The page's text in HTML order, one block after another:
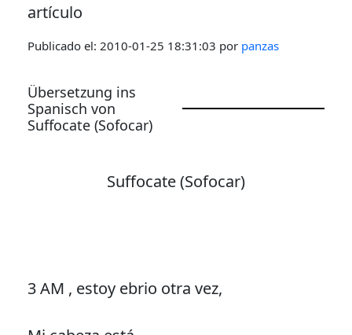
artículo
Publicado el: 2010-01-25 18:31:03 por panzas
Übersetzung ins
Spanisch von
Suffocate (Sofocar)
Suffocate(Sofocar)
3 AM , estoy ebrio otra vez,